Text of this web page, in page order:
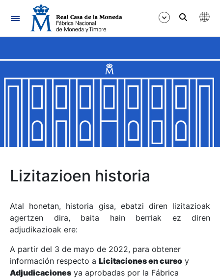
Nabigazioa
Erakutsi/Ezkutatu
Erakutsi/Ezkutatu
Erakutsi/Ezkutatu
Erakutsi/Ezkutatu
Erakutsi/Ezkutatu
Erakutsi/Ezkutatu
Lizitazioen historia
Atal honetan, historia gisa, ebatzi diren lizitazioak
agertzen dira, baita hain berriak ez diren
adjudikazioak ere:
A partir del 3 de mayo de 2022, para obtener
información respecto a Licitaciones en curso y
Adjudicaciones ya aprobadas por la Fábrica